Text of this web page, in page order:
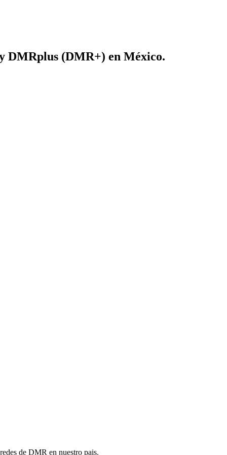
DMRplus (DMR+) en México.
de DMR en nuestro pais.